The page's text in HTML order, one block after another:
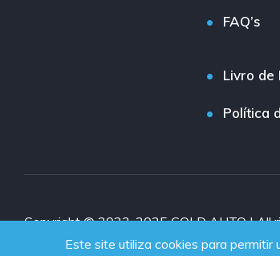
FAQ’s
Livro de
Política
Copyright © 2023-2025 GOLD AUTO | All
Este site utiliza cookies para permitir